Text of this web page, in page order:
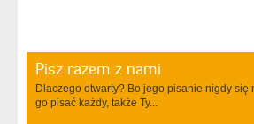
Pisz razem z nami
Dlaczego otwarty? Bo jego pisanie nigdy się
go pisać każdy, także Ty...